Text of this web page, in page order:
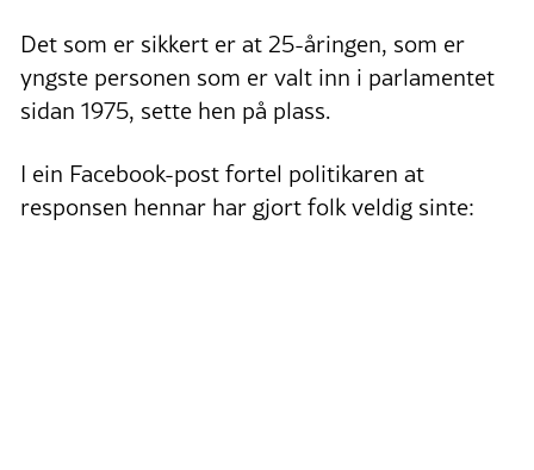
Det som er sikkert er at 25-åringen, som er
yngste personen som er valt inn i parlamentet
sidan 1975, sette hen på plass.
I ein Facebook-post fortel politikaren at
responsen hennar har gjort folk veldig sinte: